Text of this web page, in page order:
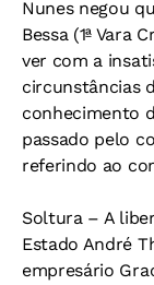
Nunes negou
Bessa (1ª Vara
ver com a
circunstâncias
conhecimento
passado pelo
referindo ao
Soltura – A
Estado André
empresário